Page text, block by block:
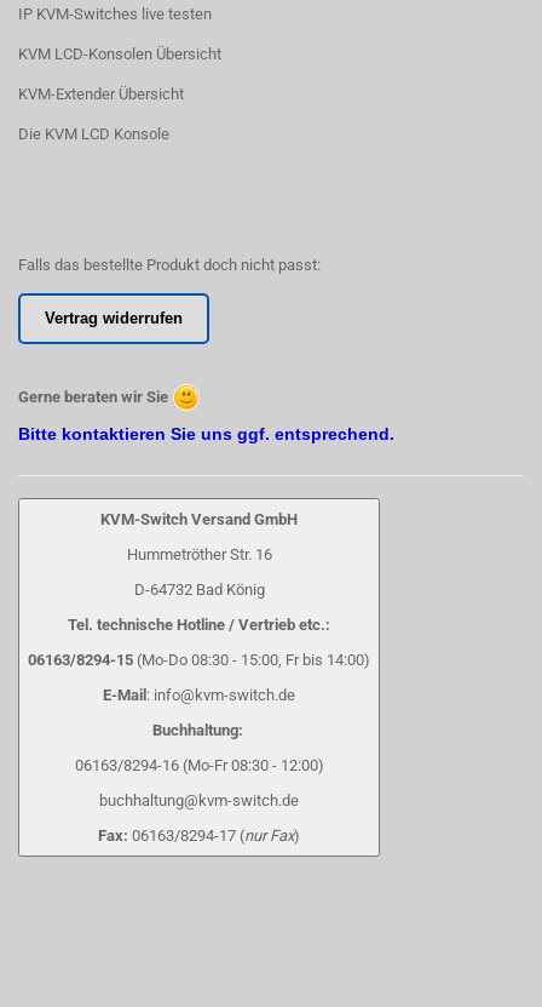
IP KVM-Switches live testen
KVM LCD-Konsolen Übersicht
KVM-Extender Übersicht
Die KVM LCD Konsole
Falls das bestellte Produkt doch nicht passt:
Vertrag widerrufen
Gerne beraten wir Sie
Bitte kontaktieren Sie uns ggf. entsprechend.
KVM-Switch Versand GmbH
Hummetröther Str. 16
D-64732 Bad König
Tel. technische Hotline / Vertrieb etc.:
06163/8294-15 (Mo-Do 08:30 - 15:00, Fr bis 14:00)
E-Mail : info@kvm-switch.de
Buchhaltung:
06163/8294-16 (Mo-Fr 08:30 - 12:00)
buchhaltung@kvm-switch.de
Fax: 06163/8294-17 (nur Fax)